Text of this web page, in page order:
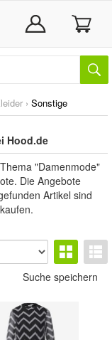
› Sonstige
Hood.de
"Damenmode"
Die Angebote
Artikel sind
Suche speichern